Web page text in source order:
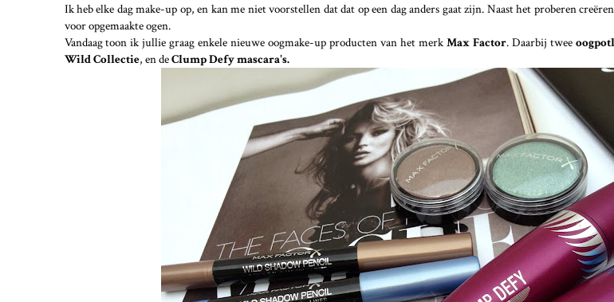
Ik heb elke dag make-up op, en kan me niet voorstellen dat dat op een dag anders gaat zijn. Naast het proberen
voor opgemaakte ogen.
Vandaag toon ik jullie graag enkele nieuwe oogmake-up producten van het merkMax Factor. Daarbij twee
Wild Collectie, en deClump Defy mascara's.